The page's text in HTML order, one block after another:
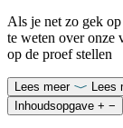
Als je net zo gek
te weten over onze
op de proef stellen
Lees meer
Lees
Inhoudsopgave + −